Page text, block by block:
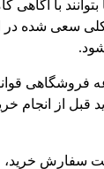
با آگاهی
سعی شده در
قبل از انجام
سفارش خرید،